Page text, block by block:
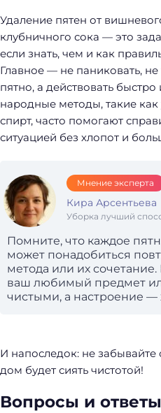
Удаление пятен от
клубничного сока — это
если знать, чем и как
Главное — не паниковать, не
пятно, а действовать
народные методы, такие как
спирт, часто помогают
ситуацией без хлопот и
Мнение эксперта
Кира Арсентьева
Уборка лучший
Помните, что каждое
может понадобиться
метода или их
ваш любимый предмет
чистыми, а настроение
И напоследок: не
дом будет сиять чистотой!
Вопросы и ответы